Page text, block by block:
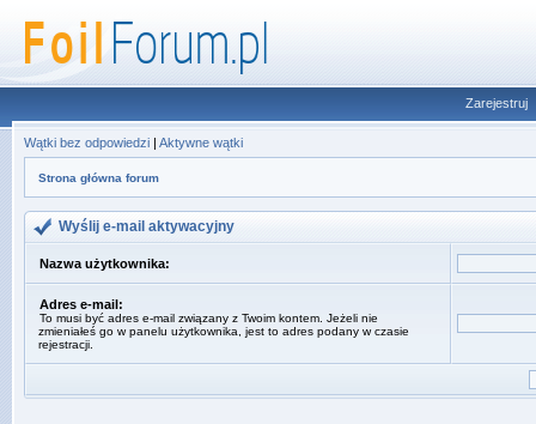
Zarejestruj
Wątki bez odpowiedzi | Aktywne wątki
Strona główna forum
Wyślij e-mail aktywacyjny
Nazwa użytkownika:
Adres e-mail:
To musi być adres e-mail związany z Twoim kontem. Jeżeli nie
zmieniałeś go w panelu użytkownika, jest to adres podany w czasie
rejestracji.